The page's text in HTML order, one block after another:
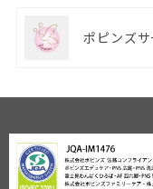
ポピンズ